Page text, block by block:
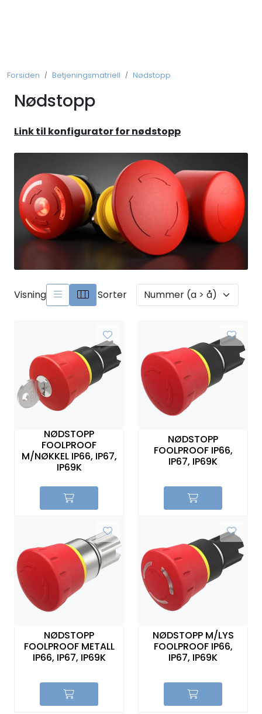
Forsiden Betjeningsmatriell Nødstopp
Nødstopp
Link til konfigurator for nødstopp
Visning Sorter
NØDSTOPP
FOOLPROOF
M/NØKKEL IP66, IP67,
IP69K
NØDSTOPP
FOOLPROOF IP66,
IP67, IP69K
NØDSTOPP
FOOLPROOF METALL
IP66, IP67, IP69K
NØDSTOPP M/LYS
FOOLPROOF IP66,
IP67, IP69K
Kobberforbindelser
Måling og Instrumentering
Brytermateriell
Skinnesystem
Montasjemateriell
Sikringer
Leverandører